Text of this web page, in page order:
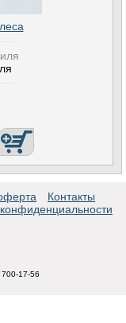
Контакты
17-56